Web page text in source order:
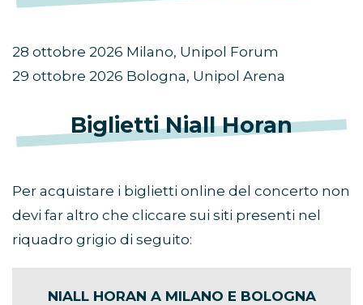
28 ottobre 2026 Milano, Unipol Forum
29 ottobre 2026 Bologna, Unipol Arena
Biglietti Niall Horan
Per acquistare i biglietti online del concerto non
devi far altro che cliccare sui siti presenti nel
riquadro grigio di seguito:
NIALL HORAN A MILANO E BOLOGNA